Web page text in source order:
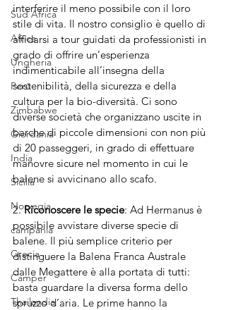
Sud Africa
Africa
Ungheria
Perù
Zimbabwe
Giordania
India
Sicilia
Norvegia
campania
Grecia
Camper
Thailandia
interferire il meno possibile con il loro
stile di vita. Il nostro consiglio è quello di
affidarsi a tour guidati da professionisti in
grado di offrire un’esperienza
indimenticabile all’insegna della
sostenibilità, della sicurezza e della
cultura per la bio-diversità. Ci sono
diverse società che organizzano uscite in
barche di piccole dimensioni con non più
di 20 passeggeri, in grado di effettuare
manovre sicure nel momento in cui le
balene si avvicinano allo scafo.
2. Riconoscere le specie: Ad Hermanus è
possibile avvistare diverse specie di
balene. Il più semplice criterio per
distinguere la Balena Franca Australe
dalle Megattere è alla portata di tutti:
basta guardare la diversa forma dello
spruzzo d’aria. Le prime hanno la